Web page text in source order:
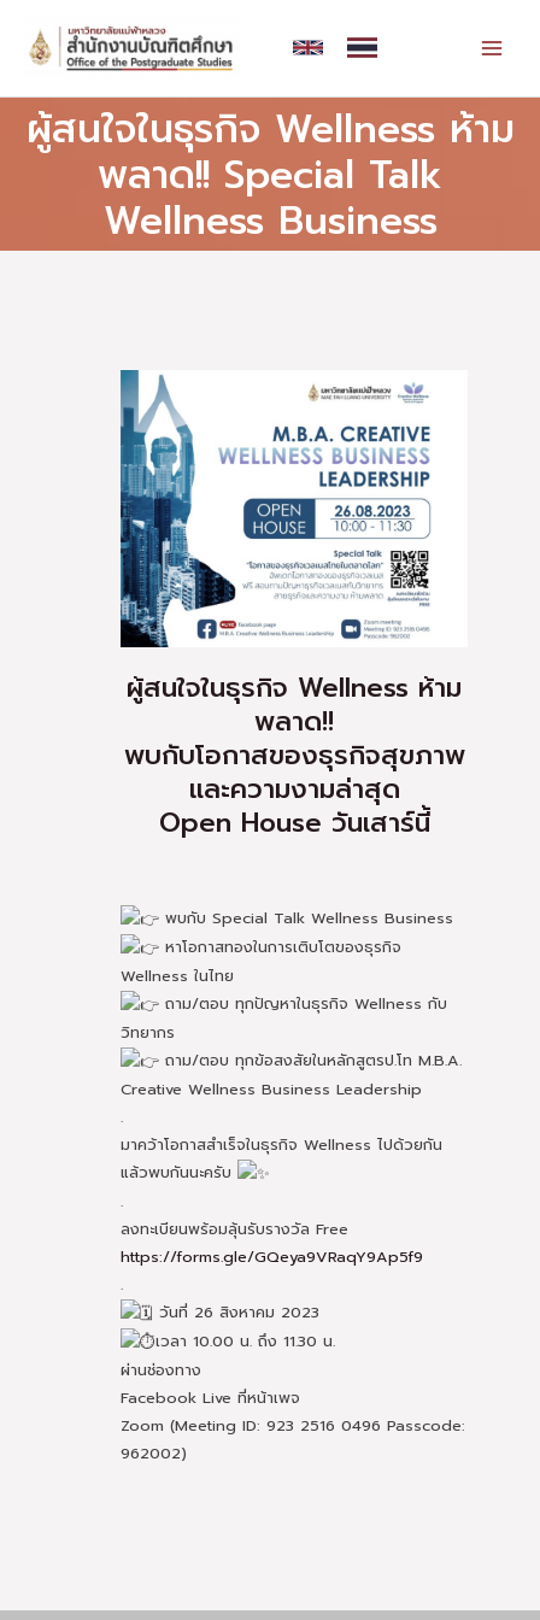
content
ผู้สนใจในธุรกิจ Wellness ห้าม
พลาด!! Special Talk
Wellness Business
ผู้สนใจในธุรกิจ Wellness ห้าม
พลาด!!
พบกับโอกาสของธุรกิจสุขภาพ
และความงามล่าสุด
Open House วันเสาร์นี้
พบกับ Special Talk Wellness Business
หาโอกาสทองในการเติบโตของธุรกิจ
Wellness ในไทย
ถาม/ตอบ ทุกปัญหาในธุรกิจ Wellness กับ
วิทยากร
ถาม/ตอบ ทุกข้อสงสัยในหลักสูตรป.โท M.B.A.
Creative Wellness Business Leadership
.
มาคว้าโอกาสสำเร็จในธุรกิจ Wellness ไปด้วยกัน
แล้วพบกันนะครับ
.
ลงทะเบียนพร้อมลุ้นรับรางวัล Free
https://forms.gle/GQeya9VRaqY9Ap5f9
.
วันที่ 26 สิงหาคม 2023
เวลา 10.00 น. ถึง 11.30 น.
ผ่านช่องทาง
Facebook Live ที่หน้าเพจ
Zoom (Meeting ID: 923 2516 0496 Passcode:
962002)